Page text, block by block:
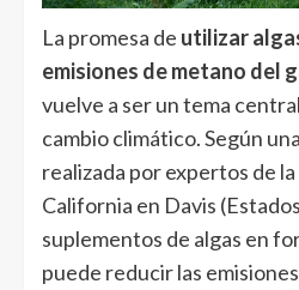
La promesa de utilizar
emisiones de metano del
vuelve a ser un tema
cambio climático. Según
realizada por expertos de
California en Davis
suplementos de algas en
puede reducir las